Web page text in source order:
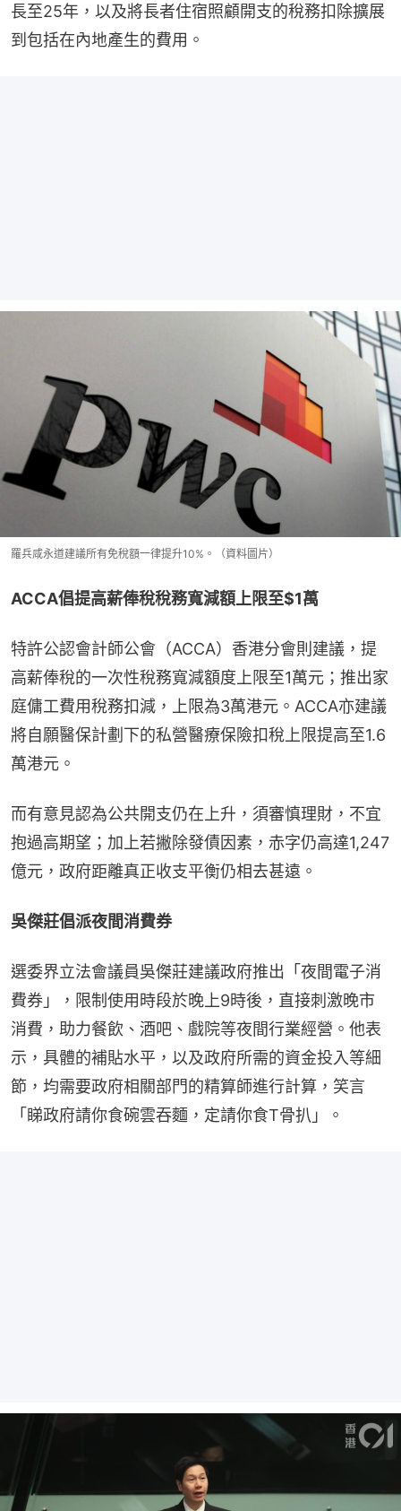
長至25年，以及將長者住宿照顧開支的稅務扣除擴展
到包括在內地產生的費用。
羅兵咸永道建議所有免稅額一律提升10%。（資料圖片）
ACCA倡提高薪俸稅稅務寬減額上限至$1萬
特許公認會計師公會（ACCA）香港分會則建議，提
高薪俸稅的一次性稅務寬減額度上限至1萬元；推出家
庭傭工費用稅務扣減，上限為3萬港元。ACCA亦建議
將自願醫保計劃下的私營醫療保險扣稅上限提高至1.6
萬港元。
而有意見認為公共開支仍在上升，須審慎理財，不宜
抱過高期望；加上若撇除發債因素，赤字仍高達1,247
億元，政府距離真正收支平衡仍相去甚遠。
吳傑莊倡派夜間消費券
選委界立法會議員吳傑莊建議政府推出「夜間電子消
費券」，限制使用時段於晚上9時後，直接刺激晚市
消費，助力餐飲、酒吧、戲院等夜間行業經營。他表
示，具體的補貼水平，以及政府所需的資金投入等細
節，均需要政府相關部門的精算師進行計算，笑言
「睇政府請你食碗雲吞麵，定請你食T骨扒」。